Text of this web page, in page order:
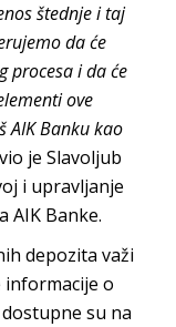
štednje i taj
da će
procesa i da će
ove
AIK Banku kao
je Slavoljub
i upravljanje
AIK Banke.
depozita važi
informacije o
su na